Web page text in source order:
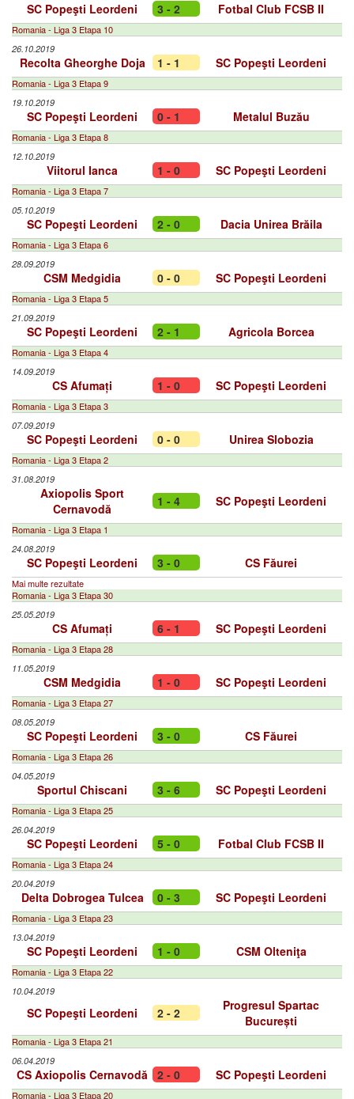
SC Popeşti Leordeni 3 - 2 Fotbal Club FCSB II
Romania - Liga 3 Etapa 10
26.10.2019
Recolta Gheorghe Doja 1 - 1 SC Popeşti Leordeni
Romania - Liga 3 Etapa 9
19.10.2019
SC Popeşti Leordeni 0 - 1 Metalul Buzău
Romania - Liga 3 Etapa 8
12.10.2019
Viitorul Ianca 1 - 0 SC Popeşti Leordeni
Romania - Liga 3 Etapa 7
05.10.2019
SC Popeşti Leordeni 2 - 0 Dacia Unirea Brăila
Romania - Liga 3 Etapa 6
28.09.2019
CSM Medgidia 0 - 0 SC Popeşti Leordeni
Romania - Liga 3 Etapa 5
21.09.2019
SC Popeşti Leordeni 2 - 1 Agricola Borcea
Romania - Liga 3 Etapa 4
14.09.2019
CS Afumați 1 - 0 SC Popeşti Leordeni
Romania - Liga 3 Etapa 3
07.09.2019
SC Popeşti Leordeni 0 - 0 Unirea Slobozia
Romania - Liga 3 Etapa 2
31.08.2019
Axiopolis Sport
Cernavodă
1 - 4 SC Popeşti Leordeni
Romania - Liga 3 Etapa 1
24.08.2019
SC Popeşti Leordeni 3 - 0 CS Făurei
Mai multe rezultate
Romania - Liga 3 Etapa 30
25.05.2019
CS Afumați 6 - 1 SC Popeşti Leordeni
Romania - Liga 3 Etapa 28
11.05.2019
CSM Medgidia 1 - 0 SC Popeşti Leordeni
Romania - Liga 3 Etapa 27
08.05.2019
SC Popeşti Leordeni 3 - 0 CS Făurei
Romania - Liga 3 Etapa 26
04.05.2019
Sportul Chiscani 3 - 6 SC Popeşti Leordeni
Romania - Liga 3 Etapa 25
26.04.2019
SC Popeşti Leordeni 5 - 0 Fotbal Club FCSB II
Romania - Liga 3 Etapa 24
20.04.2019
Delta Dobrogea Tulcea 0 - 3 SC Popeşti Leordeni
Romania - Liga 3 Etapa 23
13.04.2019
SC Popeşti Leordeni 1 - 0 CSM Olteniţa
Romania - Liga 3 Etapa 22
10.04.2019
SC Popeşti Leordeni 2 - 2
Progresul Spartac
București
Romania - Liga 3 Etapa 21
06.04.2019
CS Axiopolis Cernavodă 2 - 0 SC Popeşti Leordeni
Romania - Liga 3 Etapa 20